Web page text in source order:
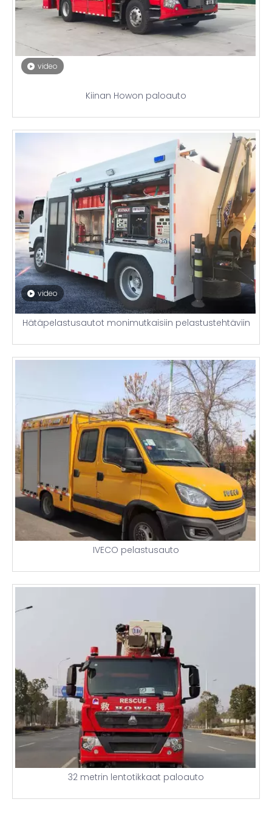
video
Kiinan Howon paloauto
video
Hätäpelastusautot monimutkaisiin pelastustehtäviin
IVECO pelastusauto
32 metrin lentotikkaat paloauto